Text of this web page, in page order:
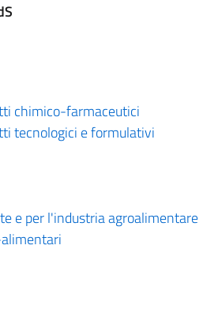
chimico-farmaceutici
tecnologici e formulativi
e per l'industria agroalimentare